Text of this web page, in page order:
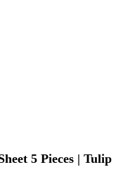
5 Pieces | Tulip